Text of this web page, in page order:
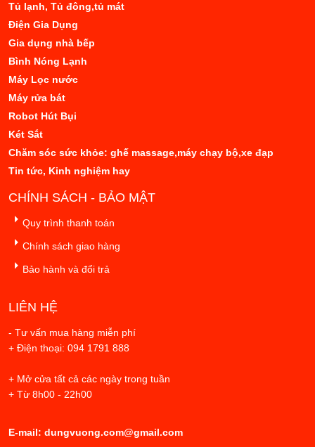
Tủ lạnh, Tủ đông,tủ mát
Điện Gia Dụng
Gia dụng nhà bếp
Bình Nóng Lạnh
Máy Lọc nước
Máy rửa bát
Robot Hút Bụi
Két Sắt
Chăm sóc sức khỏe: ghế massage,máy chạy bộ,xe đạp
Tin tức, Kinh nghiệm hay
CHÍNH SÁCH - BẢO MẬT
Quy trình thanh toán
Chính sách giao hàng
Bảo hành và đổi trả
LIÊN HỆ
- Tư vấn mua hàng miễn phí
+ Điện thoại: 094 1791 888
+ Mở cửa tất cả các ngày trong tuần
+ Từ 8h00 - 22h00
E-mail: dungvuong.com@gmail.com